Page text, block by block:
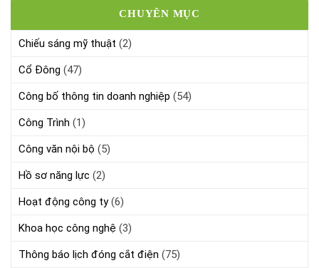
CHUYÊN MỤC
Chiếu sáng mỹ thuật (2)
Cổ Đông (47)
Công bố thông tin doanh nghiệp (54)
Công Trình (1)
Công văn nội bộ (5)
Hồ sơ năng lực (2)
Hoạt động công ty(6)
Khoa học công nghệ (3)
Thông báo lịch đóng cắt điện (75)